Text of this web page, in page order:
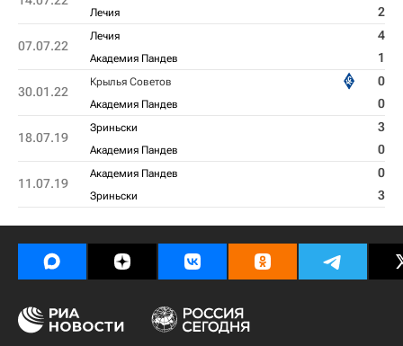
Лечия 2
07.07.22
Лечия 4
Академия Пандев 1
30.01.22
Крылья Советов 0
Академия Пандев 0
18.07.19
Зриньски 3
Академия Пандев 0
11.07.19
Академия Пандев 0
Зриньски 3